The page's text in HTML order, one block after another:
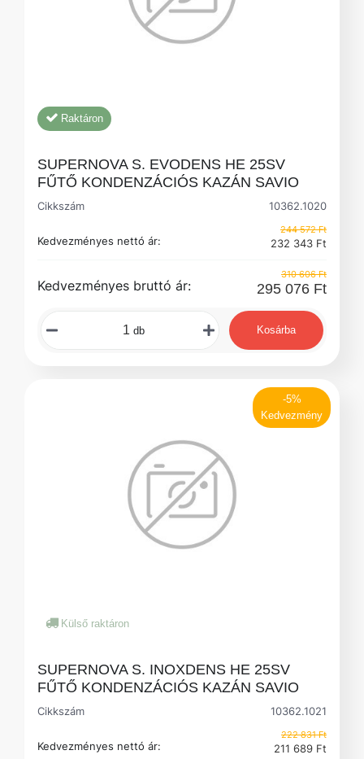
Raktáron
SUPERNOVA S. EVODENS HE 25SV
FŰTŐ KONDENZÁCIÓS KAZÁN SAVIO
Cikkszám 10362.1020
Kedvezményes nettó ár:
244 572 Ft
232 343 Ft
Kedvezményes bruttó ár:
310 606 Ft
295 076 Ft
db Kosárba
-5%
Kedvezmény
Külső raktáron
SUPERNOVA S. INOXDENS HE 25SV
FŰTŐ KONDENZÁCIÓS KAZÁN SAVIO
Cikkszám 10362.1021
Kedvezményes nettó ár:
222 831 Ft
211 689 Ft